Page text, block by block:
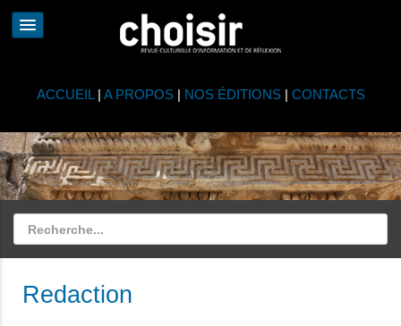
ACCUEIL | A PROPOS| NOS ÉDITIONS| CONTACTS
Redaction